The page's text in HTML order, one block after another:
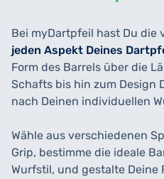
Bei myDartpfeil hast Du die
jeden Aspekt Deines
Form des Barrels über die
Schafts bis hin zum Design
nach Deinen individuellen
Wähle aus verschiedenen
Grip, bestimme die ideale
Wurfstil, und gestalte Deine